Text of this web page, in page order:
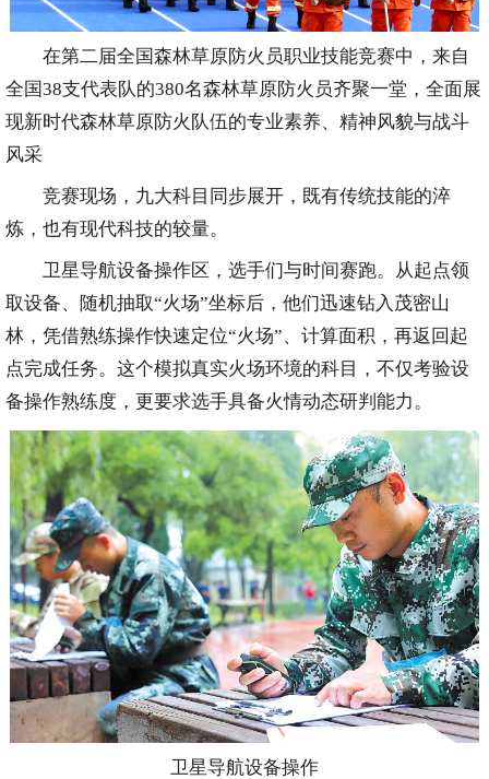
在第二届全国森林草原防火员职业技能竞赛中，来自
全国38支代表队的380名森林草原防火员齐聚一堂，全面展
现新时代森林草原防火队伍的专业素养、精神风貌与战斗
风采
竞赛现场，九大科目同步展开，既有传统技能的淬
炼，也有现代科技的较量。
卫星导航设备操作区，选手们与时间赛跑。从起点领
取设备、随机抽取“火场”坐标后，他们迅速钻入茂密山
林，凭借熟练操作快速定位“火场”、计算面积，再返回起
点完成任务。这个模拟真实火场环境的科目，不仅考验设
备操作熟练度，更要求选手具备火情动态研判能力。
卫星导航设备操作